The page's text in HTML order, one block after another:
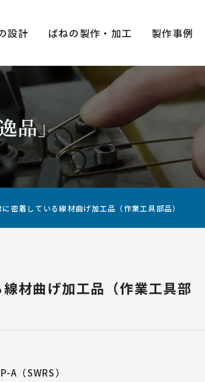
設計
めのばね設計ポイント
設
ばねの製作・加工
ね） 引張ばね（引きばね）
製作事例
種類×素
用途・業
品」
密着している線材曲げ加工品（作業工具部品）
材曲げ加工品（作業工具部
A（SWRS）